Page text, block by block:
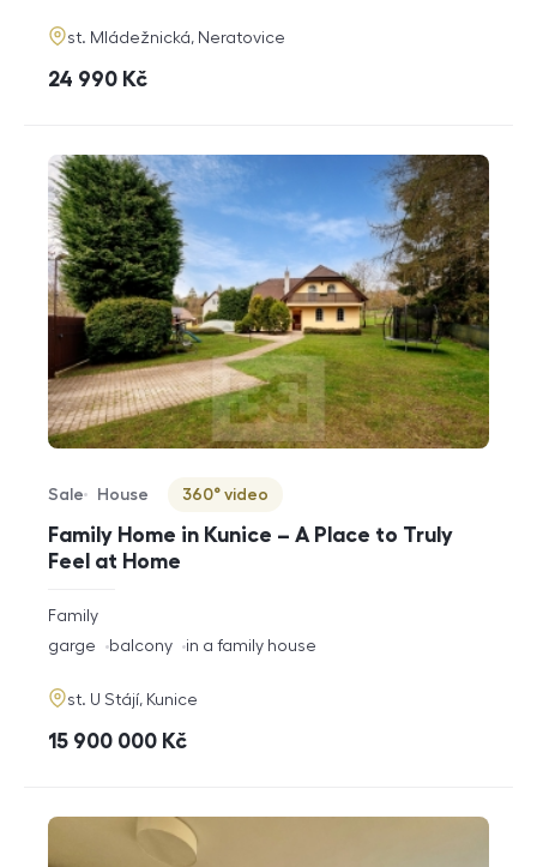
adresa
st. Mládežnická, Neratovice
cena
24 990 Kč
Family Home in Kunice – A Place to Truly
Feel at Home
Offer type
Sale
Property type
House
Virtuální prohlídka
360° video
rozměry
disposition
Family
funkce
garge balcony in a family house
adresa
st. U Stájí, Kunice
cena
15 900 000 Kč